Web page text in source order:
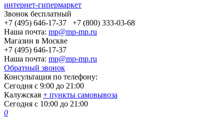
интернет-гипермаркет
Звонок бесплатный
+7 (495) 646-17-37
+7 (800) 333-03-68
Наша почта: mp@mp-mp.ru
Магазин в Москве
+7 (495) 646-17-37
Наша почта: mp@mp-mp.ru
Обратный звонок
Консультация по телефону:
Сегодня с 9:00 до 21:00
Калужская + пункты самовывоза
Сегодня с 10:00 до 21:00
0